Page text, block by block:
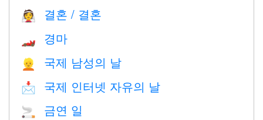
👰 결혼 / 결혼
🏎 경마
👱 국제 남성의 날
📩 국제 인터넷 자유의 날
🚬 금연 일